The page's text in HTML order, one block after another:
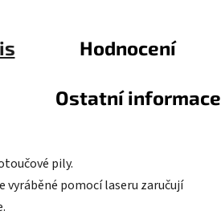
Hodnocení
Ostatní informace
pily.
vyráběné pomocí laseru zaručují